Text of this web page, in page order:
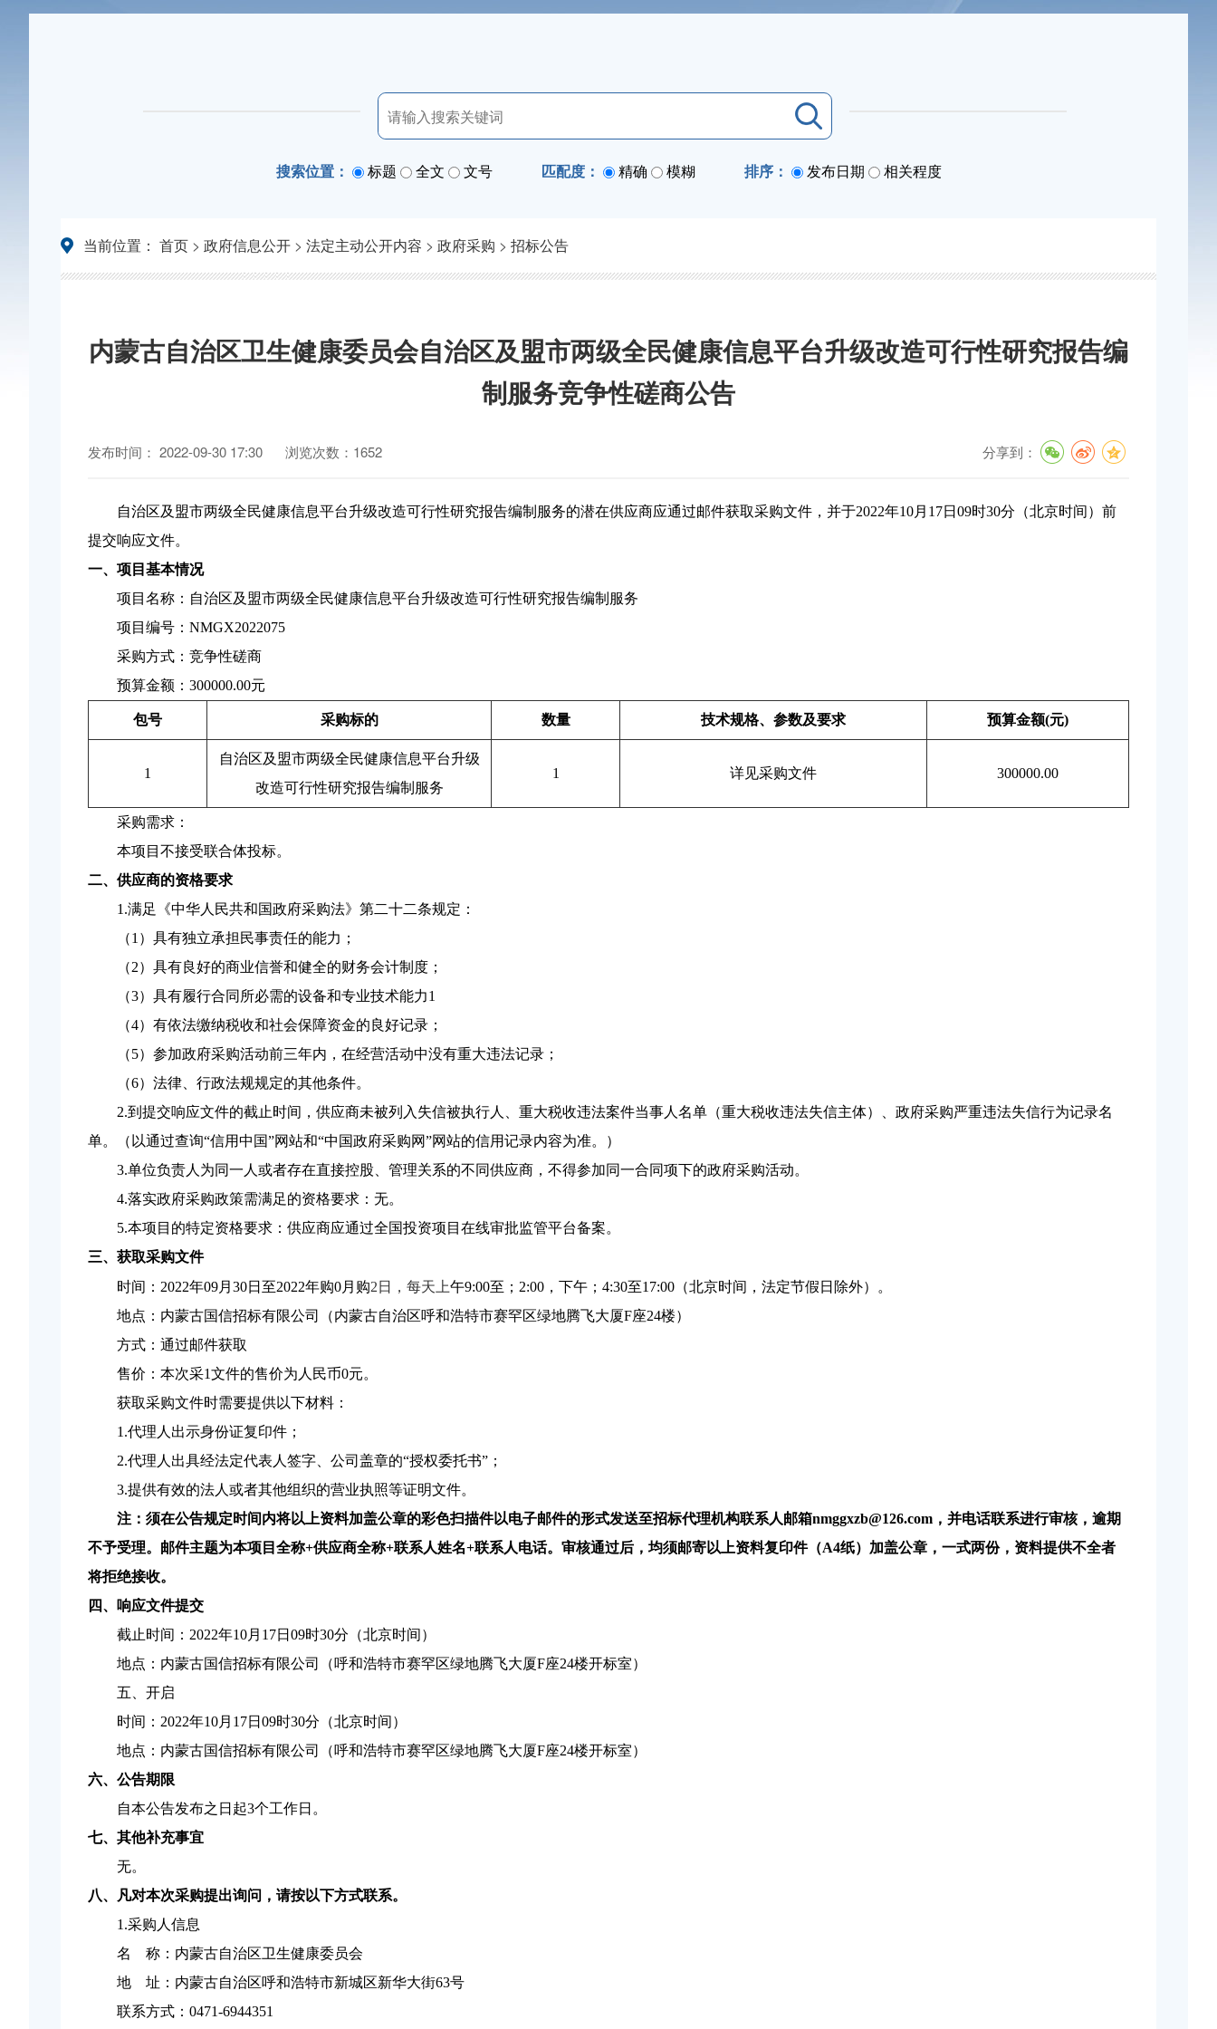
搜索位置： 标题 全文 文号 匹配度： 精确 模糊 排序： 发布日期 相关程度
当前位置： 首页 > 政府信息公开 > 法定主动公开内容 > 政府采购 > 招标公告
内蒙古自治区卫生健康委员会自治区及盟市两级全民健康信息平台升级改造可行性研究报告编
制服务竞争性磋商公告
发布时间： 2022-09-30 17:30 浏览次数：1652 分享到：
自治区及盟市两级全民健康信息平台升级改造可行性研究报告编制服务的潜在供应商应通过邮件获取采购文件，并于2022年10月17日09时30分（北京时间）前
提交响应文件。
一、项目基本情况
项目名称：自治区及盟市两级全民健康信息平台升级改造可行性研究报告编制服务
项目编号： NMGX2022075
采购方式：竞争性磋商
预算金额： 300000.00元
包号 采购标的 数量 技术规格、参数及要求 预算金额(元)
1
自治区及盟市两级全民健康信息平台升级
改造可行性研究报告编制服务
1 详见采购文件 300000.00
采购需求：
本项目不接受联合体投标。
二、供应商的资格要求
1.满足《中华人民共和国政府采购法》第二十二条规定：
（1）具有独立承担民事责任的能力；
（2）具有良好的商业信誉和健全的财务会计制度；
（3）具有履行合同所必需的设备和专业技术能力1
（4）有依法缴纳税收和社会保障资金的良好记录；
（5）参加政府采购活动前三年内，在经营活动中没有重大违法记录；
（6）法律、行政法规规定的其他条件。
2.到提交响应文件的截止时间，供应商未被列入失信被执行人、重大税收违法案件当事人名单（重大税收违法失信主体）、政府采购严重违法失信行为记录名
单。（以通过查询“信用中国”网站和“中国政府采购网”网站的信用记录内容为准。）
3.单位负责人为同一人或者存在直接控股、管理关系的不同供应商，不得参加同一合同项下的政府采购活动。
4.落实政府采购政策需满足的资格要求：无。
5.本项目的特定资格要求： 供应商应通过全国投资项目在线审批监管平台备案。
三、获取采购文件
时间： 2022年09月30日至2022年购0月购2日，每天上午9:00至；2:00，下午；4:30至17:00（北京时间，法定节假日除外）。
地点：内蒙古国信招标有限公司（内蒙古自治区呼和浩特市赛罕区绿地腾飞大厦F座24楼）
方式：通过邮件获取
售价：本次采1文件的售价为人民币0元。
获取采购文件时需要提供以下材料：
1.代理人出示身份证复印件；
2.代理人出具经法定代表人签字、公司盖章的“授权委托书”；
3.提供有效的法人或者其他组织的营业执照等证明文件。
注： 须在公告规定时间内将以上资料加盖公章的彩色扫描件以电子邮件的形式发送至招标代理机构联系人邮箱nmggxzb@126.com，并电话联系进行审核，逾期
不予受理。邮件主题为本项目全称+供应商全称+联系人姓名+联系人电话。 审核通过后，均须邮寄以上资料复印件（A4纸）加盖公章，一式两份，资料提供不全者
将拒绝接收。
四、响应文件提交
截止时间： 2022年10月17日09时30分 （北京时间）
地点： 内蒙古国信招标有限公司（呼和浩特市赛罕区绿地腾飞大厦F座24楼开标室）
五、开启
时间： 2022年10月17日09时30分 （北京时间）
地点： 内蒙古国信招标有限公司（呼和浩特市赛罕区绿地腾飞大厦F座24楼开标室）
六、公告期限
自本公告发布之日起3个工作日。
七、其他补充事宜
无。
八、凡对本次采购提出询问，请按以下方式联系。
1.采购人信息
名
称：内蒙古自治区卫生健康委员会
地
址：内蒙古自治区呼和浩特市新城区新华大街63号
联系方式： 0471-6944351